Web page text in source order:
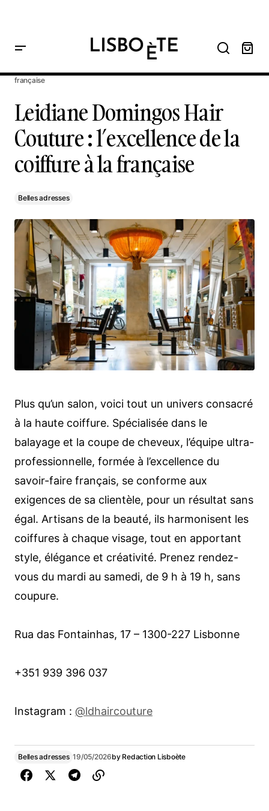
Leidiane Domingos Hair Couture : l’excellence de la coiffure
Home
Leidiane Domingos Hair Couture : l’excellence de la coiffure à la
française
Leidiane Domingos Hair
Couture : l’excellence de la
coiffure à la française
Belles adresses
Plus qu’un salon, voici tout un univers consacré
à la haute coiffure. Spécialisée dans le
balayage et la coupe de cheveux, l’équipe ultra-
professionnelle, formée à l’excellence du
savoir-faire français, se conforme aux
exigences de sa clientèle, pour un résultat sans
égal. Artisans de la beauté, ils harmonisent les
coiffures à chaque visage, tout en apportant
style, élégance et créativité. Prenez rendez-
vous du mardi au samedi, de 9 h à 19 h, sans
coupure.
Rua das Fontainhas, 17 – 1300-227 Lisbonne
+351 939 396 037
Instagram : @ldhaircouture
Belles adresses 19/05/2026by Redaction Lisboète